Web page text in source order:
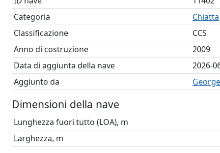
Categoria
Chiatta
Classificazione
CCS
Anno di costruzione
2009
Data di aggiunta della nave
2026-
Aggiunto da
Dimensioni della nave
Lunghezza fuori tutto (LOA), m
Larghezza, m